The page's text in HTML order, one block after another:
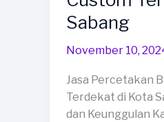
Sabang
November 10,
Jasa Percetakan
Terdekat di Kota
dan Keunggulan
Bookyear
Custom
Kota
Sabang